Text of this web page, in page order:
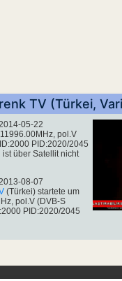
TV (Türkei,
05-22
pol.V
PID:2020/2045
ist über Satellit nicht
08-07
(Türkei) startete um
pol.V (DVB-S
PID:2020/2045